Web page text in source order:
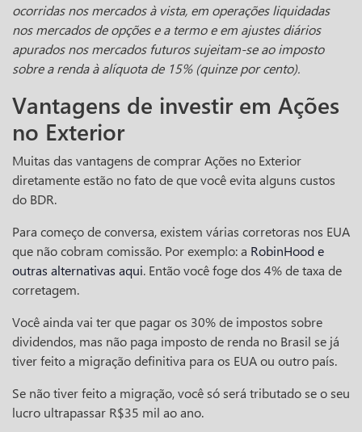
ocorridas nos mercados à vista, em operações liquidadas
nos mercados de opções e a termo e em ajustes diários
apurados nos mercados futuros sujeitam-se ao imposto
sobre a renda à alíquota de 15% (quinze por cento).
Vantagens de investir em Ações
no Exterior
Muitas das vantagens de comprar Ações no Exterior
diretamente estão no fato de que você evita alguns custos
do BDR.
Para começo de conversa, existem várias corretoras nos EUA
que não cobram comissão. Por exemplo: a RobinHood e
outras alternativas aqui. Então você foge dos 4% de taxa de
corretagem.
Você ainda vai ter que pagar os 30% de impostos sobre
dividendos, mas não paga imposto de renda no Brasil se já
tiver feito a migração definitiva para os EUA ou outro país.
Se não tiver feito a migração, você só será tributado se o seu
lucro ultrapassar R$35 mil ao ano.